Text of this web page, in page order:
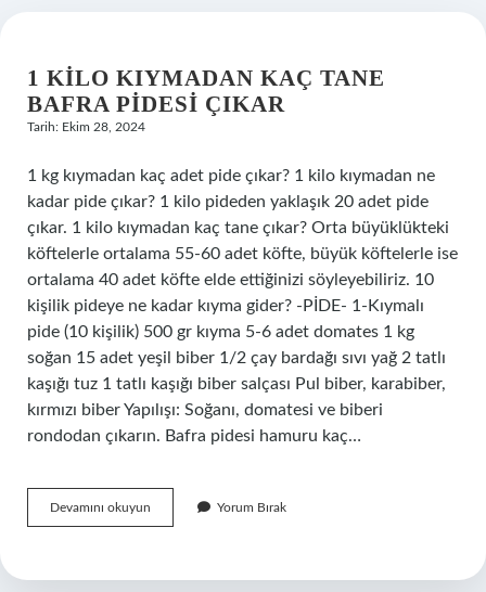
1 KILO KIYMADAN KAÇ TANE
BAFRA PIDESI ÇIKAR
Tarih: Ekim 28, 2024
1 kg kıymadan kaç adet pide çıkar? 1 kilo kıymadan ne
kadar pide çıkar? 1 kilo pideden yaklaşık 20 adet pide
çıkar. 1 kilo kıymadan kaç tane çıkar? Orta büyüklükteki
köftelerle ortalama 55-60 adet köfte, büyük köftelerle ise
ortalama 40 adet köfte elde ettiğinizi söyleyebiliriz. 10
kişilik pideye ne kadar kıyma gider? -PİDE- 1-Kıymalı
pide (10 kişilik) 500 gr kıyma 5-6 adet domates 1 kg
soğan 15 adet yeşil biber 1/2 çay bardağı sıvı yağ 2 tatlı
kaşığı tuz 1 tatlı kaşığı biber salçası Pul biber, karabiber,
kırmızı biber Yapılışı: Soğanı, domatesi ve biberi
rondodan çıkarın. Bafra pidesi hamuru kaç…
Devamını okuyun
Kilo
Tane
Yorum Bırak